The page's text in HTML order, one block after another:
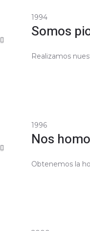
1994
Somos
Realizamos
1996
Nos
Obtenemos la